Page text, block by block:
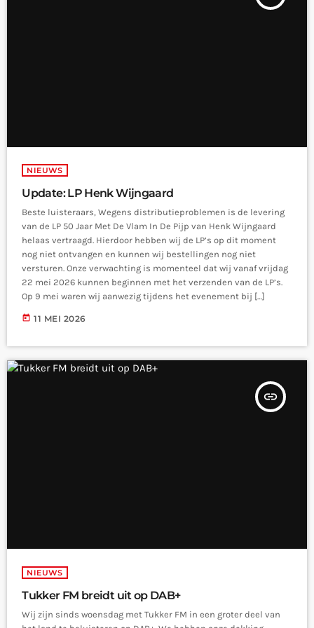
NIEUWS
Update: LP Henk Wijngaard
Beste luisteraars, Wegens distributieproblemen is de levering
van de LP 50 Jaar Met De Vlam In De Pijp van Henk Wijngaard
helaas vertraagd. Hierdoor hebben wij de LP’s op dit moment
nog niet ontvangen en kunnen wij bestellingen nog niet
versturen. Onze verwachting is momenteel dat wij vanaf vrijdag
22 mei 2026 kunnen beginnen met het verzenden van de LP’s.
Op 9 mei waren wij aanwezig tijdens het evenement bij […]
today 11 MEI 2026
insert_link
NIEUWS
Tukker FM breidt uit op DAB+
Wij zijn sinds woensdag met Tukker FM in een groter deel van